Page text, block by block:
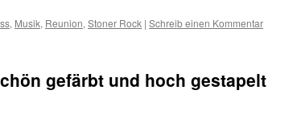
, Musik, Reunion, Stoner Rock | Schreib einen Kommentar
gefärbt und hoch gestapelt